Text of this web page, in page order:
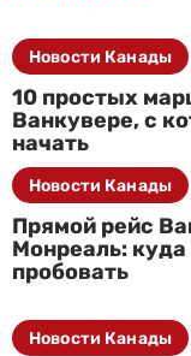
10 простых
Ванкувере, с
начать
Новости Канады
Прямой рейс
Монреаль: куда
пробовать
Новости Канады
Новости Канады